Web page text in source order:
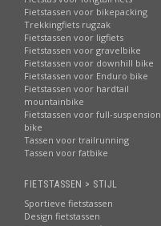
Fietstassen voor bikepacking
Trekkingfiets rugzak
Fietstassen voor ligfiets
Fietstassen voor gravelbike
Fietstassen voor downhill bike
Fietstassen voor Enduro bike
Fietstassen voor hardtail
mountainbike
Fietstassen voor full-suspension
bike
Tassen voor trailrunning
Tassen voor fatbike
FIETSTASSEN > STIJL
Sportieve fietstassen
Design fietstassen